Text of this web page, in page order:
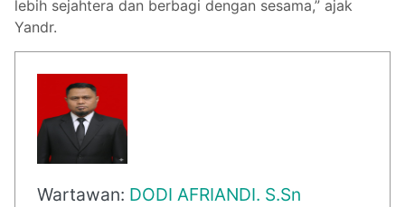
lebih sejahtera dan berbagi dengan sesama,” ajak
Yandr.
Wartawan: DODI AFRIANDI. S.Sn